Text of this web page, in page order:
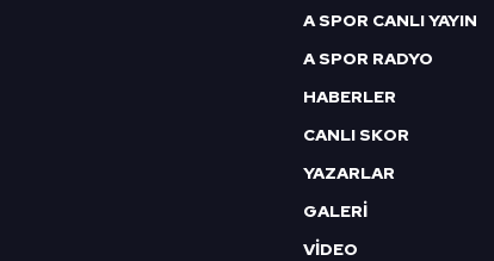
A SPOR CANLI YAYIN
A SPOR RADYO
HABERLER
CANLI SKOR
YAZARLAR
GALERİ
VİDEO